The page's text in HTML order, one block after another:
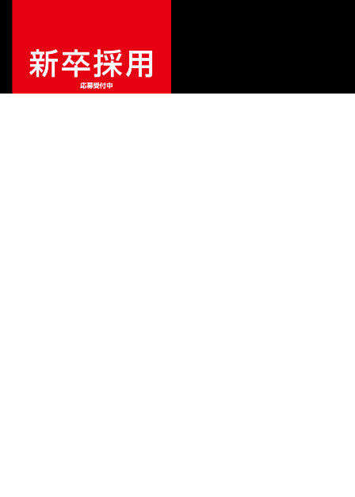
販売価格¥16,500（税込）